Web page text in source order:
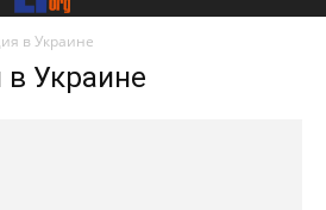
в Украине
в Украине